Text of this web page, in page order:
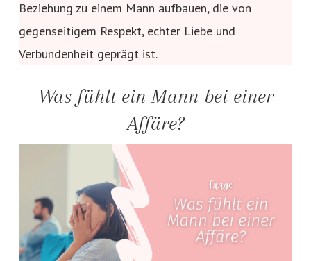
Beziehung zu einem Mann aufbauen, die von
gegenseitigem Respekt, echter Liebe und
Verbundenheit geprägt ist.
Was fühlt ein Mann bei einer
Affäre?